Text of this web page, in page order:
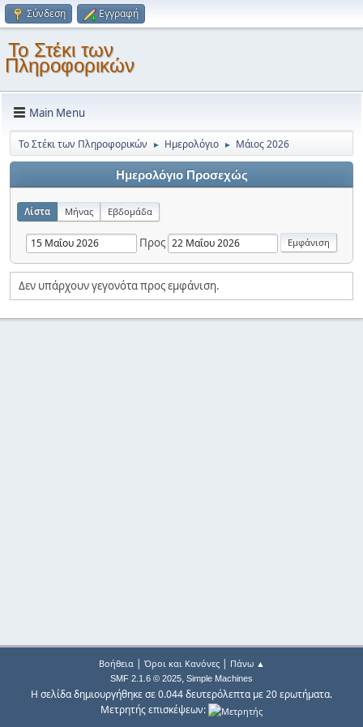
Σύνδεση Εγγραφή
Το Στέκι των
Πληροφορικών
Main Menu
Το Στέκι των Πληροφορικών ► Ημερολόγιο ► Μάιος 2026
Ημερολόγιο Προσεχώς
Λίστα Μήνας Εβδομάδα
Προς
Δεν υπάρχουν γεγονότα προς εμφάνιση.
Βοήθεια| Όροι και Κανόνες| Πάνω ▲
SMF 2.1.6 © 2025, Simple Machines
Η σελίδα δημιουργήθηκε σε 0.044 δευτερόλεπτα με 20 ερωτήματα.
Μετρητής επισκέψεων: